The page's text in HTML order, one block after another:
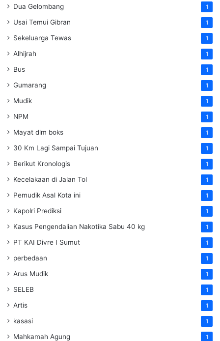
Dua Gelombang 1
Usai Temui Gibran 1
Sekeluarga Tewas 1
Alhijrah 1
Bus 1
Gumarang 1
Mudik 1
NPM 1
Mayat dlm boks 1
30 Km Lagi Sampai Tujuan 1
Berikut Kronologis 1
Kecelakaan di Jalan Tol 1
Pemudik Asal Kota ini 1
Kapolri Prediksi 1
Kasus Pengendalian Nakotika Sabu 40 kg 1
PT KAI Divre I Sumut 1
perbedaan 1
Arus Mudik 1
SELEB 1
Artis 1
kasasi 1
Mahkamah Agung 1